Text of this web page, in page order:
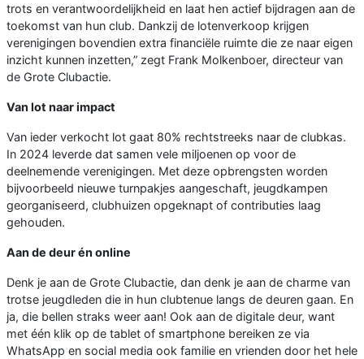
trots en verantwoordelijkheid en laat hen actief bijdragen aan de
toekomst van hun club. Dankzij de lotenverkoop krijgen
verenigingen bovendien extra financiële ruimte die ze naar eigen
inzicht kunnen inzetten,” zegt Frank Molkenboer, directeur van
de Grote Clubactie.
Van lot naar impact
Van ieder verkocht lot gaat 80% rechtstreeks naar de clubkas.
In 2024 leverde dat samen vele miljoenen op voor de
deelnemende verenigingen. Met deze opbrengsten worden
bijvoorbeeld nieuwe turnpakjes aangeschaft, jeugdkampen
georganiseerd, clubhuizen opgeknapt of contributies laag
gehouden.
Aan de deur én online
Denk je aan de Grote Clubactie, dan denk je aan de charme van
trotse jeugdleden die in hun clubtenue langs de deuren gaan. En
ja, die bellen straks weer aan! Ook aan de digitale deur, want
met één klik op de tablet of smartphone bereiken ze via
WhatsApp en social media ook familie en vrienden door het hele